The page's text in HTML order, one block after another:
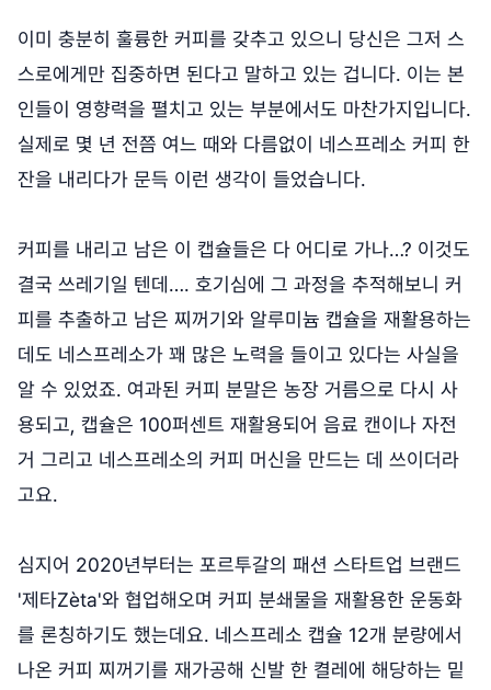
이미 충분히 훌륭한 커피를 갖추고 있으니 당신은 그저 스
스로에게만 집중하면 된다고 말하고 있는 겁니다. 이는 본
인들이 영향력을 펼치고 있는 부분에서도 마찬가지입니다.
실제로 몇 년 전쯤 여느 때와 다름없이 네스프레소 커피 한
잔을 내리다가 문득 이런 생각이 들었습니다.
커피를 내리고 남은 이 캡슐들은 다 어디로 가나…? 이것도
결국 쓰레기일 텐데…. 호기심에 그 과정을 추적해보니 커
피를 추출하고 남은 찌꺼기와 알루미늄 캡슐을 재활용하는
데도 네스프레소가 꽤 많은 노력을 들이고 있다는 사실을
알 수 있었죠. 여과된 커피 분말은 농장 거름으로 다시 사
용되고, 캡슐은 100퍼센트 재활용되어 음료 캔이나 자전
거 그리고 네스프레소의 커피 머신을 만드는 데 쓰이더라
고요.
심지어 2020년부터는 포르투갈의 패션 스타트업 브랜드
'제타Zèta'와 협업해오며 커피 분쇄물을 재활용한 운동화
를 론칭하기도 했는데요. 네스프레소 캡슐 12개 분량에서
나온 커피 찌꺼기를 재가공해 신발 한 켤레에 해당하는 밑